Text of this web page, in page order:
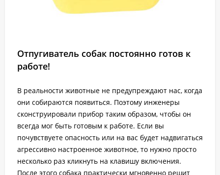
Отпугиватель собак постоянно готов к
работе!
В реальности животные не предупреждают нас, когда
они собираются появиться. Поэтому инженеры
сконструировали прибор таким образом, чтобы он
всегда мог быть готовым к работе. Если вы
почувствуете опасность или на вас будет надвигаться
агрессивно настроенное животное, то нужно просто
несколько раз кликнуть на клавишу включения.
После этого собака практически мгновенно решит